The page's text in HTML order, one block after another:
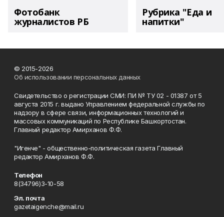
Фотобанк
журналистов РБ
Рубрика "Еда и
напитки"
© 2015-2026
Об использовании персональных данных
Свидетельство о регистрации СМИ: ПИ № ТУ 02 - 01387 от 5
августа 2015 г. выдано Управлением федеральной службы по
надзору в сфере связи, информационных технологий и
массовых коммуникаций по Республике Башкортостан.
Главный редактор Амирханов Ф.Ф.
"Игенче" - общественно-политическая газета Главный
редактор Амирханов Ф.Ф.
Телефон
8(34796)3-10-58
Эл. почта
gazetaigenche@mail.ru